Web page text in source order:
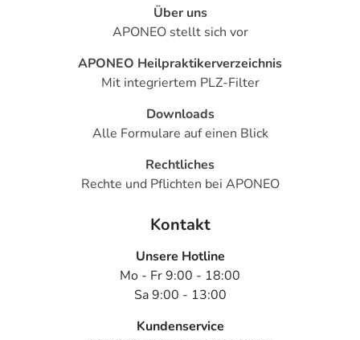
Über uns
APONEO stellt sich vor
APONEO Heilpraktikerverzeichnis
Mit integriertem PLZ-Filter
Downloads
Alle Formulare auf einen Blick
Rechtliches
Rechte und Pflichten bei APONEO
Kontakt
Unsere Hotline
Mo - Fr 9:00 - 18:00
Sa 9:00 - 13:00
Kundenservice